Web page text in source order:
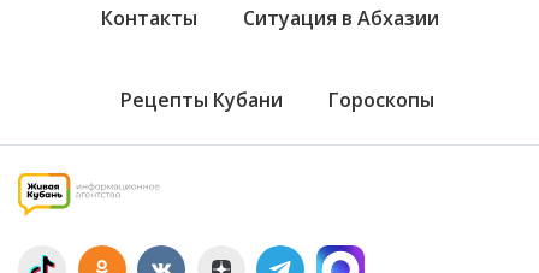
Контакты Ситуация в Абхазии
Рецепты Кубани Гороскопы